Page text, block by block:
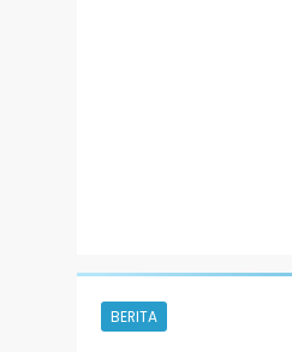
BERITA